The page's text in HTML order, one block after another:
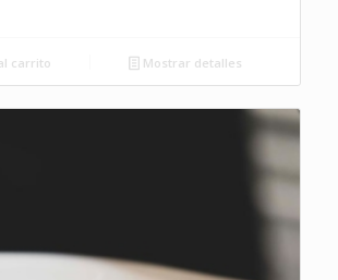
carrito Mostrar detalles